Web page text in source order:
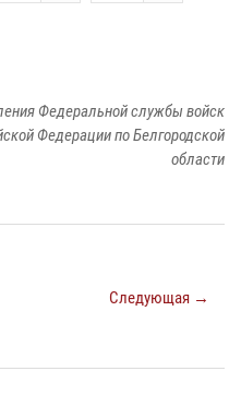
Федеральной службы войск
Федерации по Белгородской
области
Следующая →